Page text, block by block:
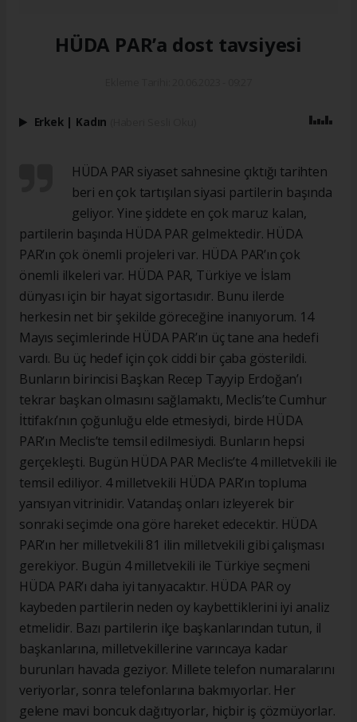
HÜDA PAR’a dost tavsiyesi
Erkek | Kadın
HÜDA PAR siyaset sahnesine çıktığı tarihten
beri en çok tartışılan siyasi partilerin başında
geliyor. Yine şiddete en çok maruz kalan,
partilerin başında HÜDA PAR gelmektedir. HÜDA
PAR’ın çok önemli projeleri var. HÜDA PAR’ın çok
önemli ilkeleri var. HÜDA PAR, Türkiye ve İslam
dünyası için bir hayat sigortasıdır. Bunu ilerde
herkesin net bir şekilde göreceğine inanıyorum. 14
Mayıs seçimlerinde HÜDA PAR’ın üç tane ana hedefi
vardı. Bu üç hedef için çok ciddi bir çaba gösterildi.
Bunların birincisi Başkan Recep Tayyip Erdoğan’ı
tekrar başkan olmasını sağlamaktı, Meclis’te Cumhur
İttifakı’nın çoğunluğu elde etmesiydi, birde HÜDA
PAR’ın Meclis’te temsil edilmesiydi. Bunların hepsi
gerçekleşti. Bugün HÜDA PAR Meclis’te 4 milletvekili ile
temsil ediliyor. 4 milletvekili HÜDA PAR’ın topluma
yansıyan vitrinidir. Vatandaş onları izleyerek bir
sonraki seçimde ona göre hareket edecektir. HÜDA
PAR’ın her milletvekili 81 ilin milletvekili gibi çalışması
gerekiyor. Bugün 4 milletvekili ile Türkiye seçmeni
HÜDA PAR’ı daha iyi tanıyacaktır. HÜDA PAR oy
kaybeden partilerin neden oy kaybettiklerini iyi analiz
etmelidir. Bazı partilerin ilçe başkanlarından tutun, il
başkanlarına, milletvekillerine varıncaya kadar
burunları havada geziyor. Millete telefon numaralarını
veriyorlar, sonra telefonlarına bakmıyorlar. Her
gelene mavi boncuk dağıtıyorlar, hiçbir iş çözmüyorlar.